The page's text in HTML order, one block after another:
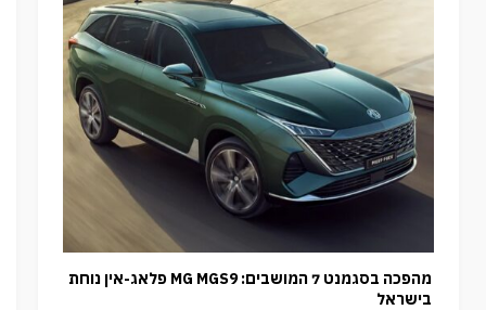
מהפכה בסגמנט 7 המושבים: MG MGS9 פלאג-אין נוחת
בישראל